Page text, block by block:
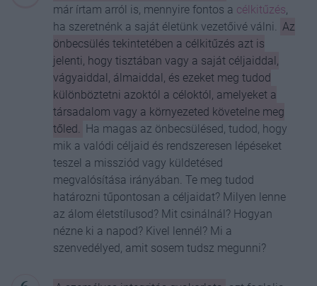
már írtam arról is, mennyire fontos a célkitűzés
ha szeretnénk a saját életünk vezetőivé válni.
Az
önbecsülés tekintetében a célkitűzés azt is
jelenti, hogy tisztában vagy a saját céljaiddal,
vágyaiddal, álmaiddal, és ezeket meg tudod
különböztetni azoktól a céloktól, amelyeket a
társadalom vagy a környezeted követelne meg
tőled.
Ha magas az önbecsülésed, tudod, hogy
mik a valódi céljaid és rendszeresen lépéseket
teszel a missziód vagy küldetésed
megvalósítása irányában. Te meg tudod
határozni tűpontosan a céljaidat? Milyen lenne
az álom életstílusod? Mit csinálnál? Hogyan
nézne ki a napod? Kivel lennél? Mi a
szenvedélyed, amit sosem tudsz megunni?